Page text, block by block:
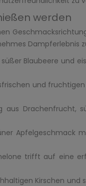
werden
Dampferlebnis
Blaubeere und
und
aus Drachenfrucht,
Apfelgeschmack
trifft auf eine
Kirschen und